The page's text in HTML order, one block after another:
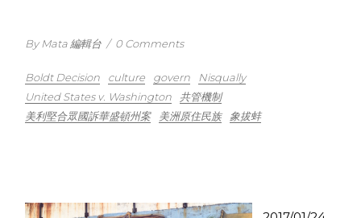
By Mata 編輯台 / 0 Comments
Boldt Decision culture govern
Nisqually
United States v. Washington
共管機制
美利堅合眾國訴華盛頓州案
美洲原住民族 象拔蚌